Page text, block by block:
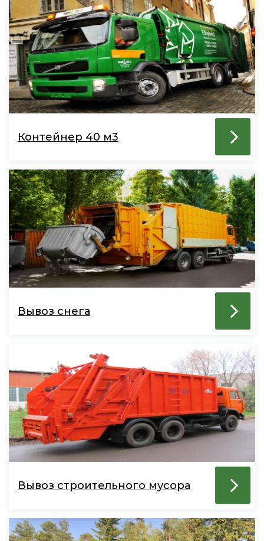
Контейнер 40 м3
Вывоз снега
Вывоз строительного мусора